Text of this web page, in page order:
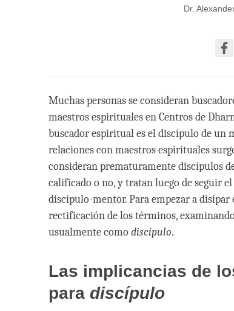
Dr.
on
Muchas personas se consideran
maestros espirituales en Centros de
buscador espiritual es el discípulo de un
relaciones con maestros espirituales
consideran prematuramente discípulos
calificado o no, y tratan luego de seguir
discípulo-mentor. Para empezar a
rectificación de los términos,
usualmente comodiscípulo.
Las implicancias de
para discípulo